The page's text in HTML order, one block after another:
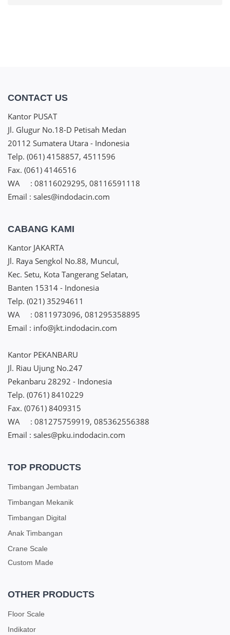
CONTACT US
Kantor PUSAT
Jl. Glugur No.18-D Petisah Medan
20112 Sumatera Utara - Indonesia
Telp. (061) 4158857, 4511596
Fax. (061) 4146516
WA : 08116029295, 08116591118
Email : sales@indodacin.com
CABANG KAMI
Kantor JAKARTA
Jl. Raya Sengkol No.88, Muncul,
Kec. Setu, Kota Tangerang Selatan,
Banten 15314 - Indonesia
Telp. (021) 35294611
WA : 0811973096, 081295358895
Email : info@jkt.indodacin.com
Kantor PEKANBARU
Jl. Riau Ujung No.247
Pekanbaru 28292 - Indonesia
Telp. (0761) 8410229
Fax. (0761) 8409315
WA : 081275759919, 085362556388
Email : sales@pku.indodacin.com
TOP PRODUCTS
Timbangan Jembatan
Timbangan Mekanik
Timbangan Digital
Anak Timbangan
Crane Scale
Custom Made
OTHER PRODUCTS
Floor Scale
Indikator